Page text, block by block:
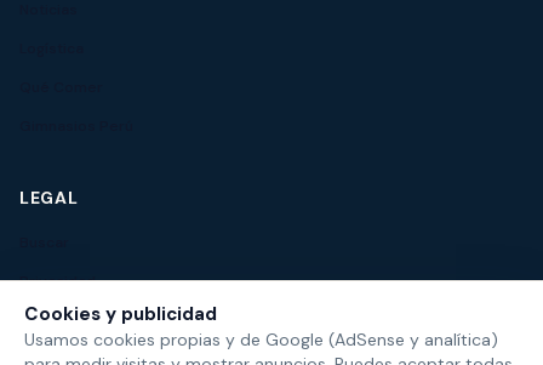
LEGAL
Privacidad
Cookies y publicidad
Usamos cookies propias y de Google (AdSense y analítica)